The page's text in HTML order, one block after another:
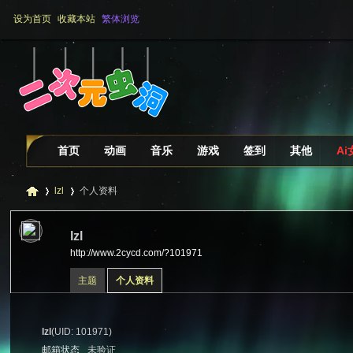
设为首页 收藏本站 繁体浏览
首页 动画 音乐 游戏 签到 其他 Ai
lzl 个人资料
lzl
http://www.2cycd.com/?101971
主题 个人资料
lzl(UID: 101971)
邮箱状态
未验证